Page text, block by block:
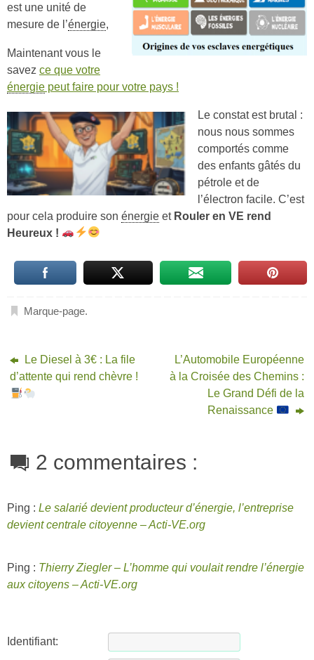
est une unité de
mesure de l’énergie,
Maintenant vous le
savez ce que votre
énergie peut faire pour votre pays !
Le constat est brutal :
nous nous sommes
comportés comme
des enfants gâtés du
pétrole et de
l’électron facile. C’est
pour cela produire son énergie et Rouler en VE rend
Heureux !
Marque-page.
Le Diesel à 3€ : La file
d’attente qui rend chèvre !
L’Automobile Européenne
à la Croisée des Chemins :
Le Grand Défi de la
Renaissance
2 commentaires :
Ping : Le salarié devient producteur d’énergie, l’entreprise
devient centrale citoyenne – Acti-VE.org
Ping : Thierry Ziegler – L’homme qui voulait rendre l’énergie
aux citoyens – Acti-VE.org
Identifiant: